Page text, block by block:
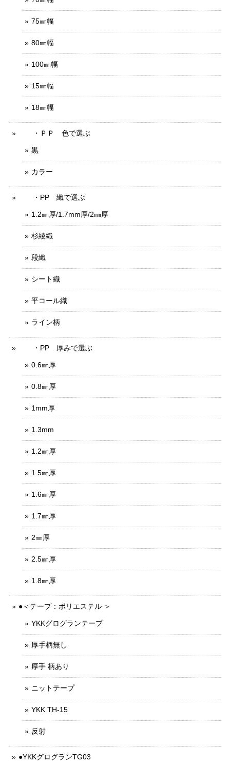
75㎜幅
80㎜幅
100㎜幅
15㎜幅
18㎜幅
・ＰＰ 色で選ぶ
黒
カラー
・PP 織で選ぶ
1.2㎜厚/1.7mm厚/2㎜厚
杉綾織
段織
シート織
平コール織
ライン柄
・PP 厚みで選ぶ
0.6㎜厚
0.8㎜厚
1mm厚
1.3mm
1.2㎜厚
1.5㎜厚
1.6㎜厚
1.7㎜厚
2㎜厚
2.5㎜厚
1.8㎜厚
●＜テープ：ポリエステル ＞
YKKグログランテープ
厚手柄無し
厚手 柄あり
ニットテープ
YKK TH-15
反射
●YKKグログランTG03